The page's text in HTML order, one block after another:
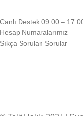
Canlı Destek 09:00 –
Hesap Numaralarımız
Sıkça Sorulan Sorular